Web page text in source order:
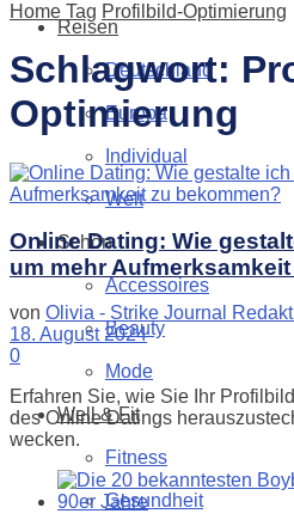
Reisen
Deutschland
Europa
Individual
Welt
Schön
Accessoires
Beauty
Mode
Well & Fit
Fitness
Gesundheit
Home Tag Profilbild-Optimierung
Schlagwort:
Optimierung
Online Dating: Wie
um mehr
von Olivia - Strike Journal
18. August 2024
0
Erfahren Sie, wie Sie Ihr
des Online Datings
wecken.